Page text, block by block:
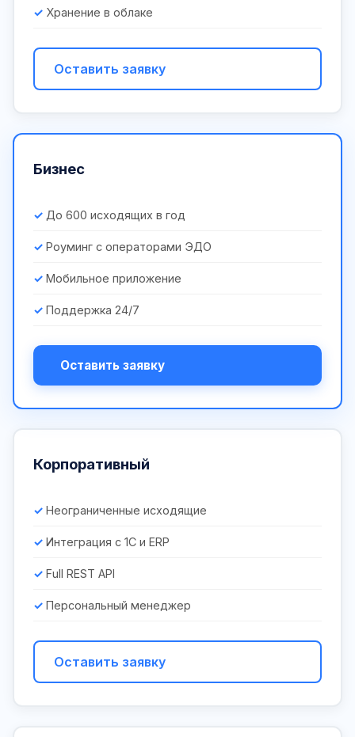
Хранение в облаке
Оставить заявку
Бизнес
До 600 исходящих в год
Роуминг с операторами ЭДО
Мобильное приложение
Поддержка 24/7
Оставить заявку
Корпоративный
Неограниченные исходящие
Интеграция с 1С и ERP
Full REST API
Персональный менеджер
Оставить заявку